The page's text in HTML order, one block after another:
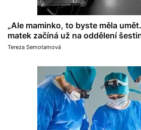
„Ale maminko, to byste měla
matek začíná už na oddělení
Tereza Semotamová